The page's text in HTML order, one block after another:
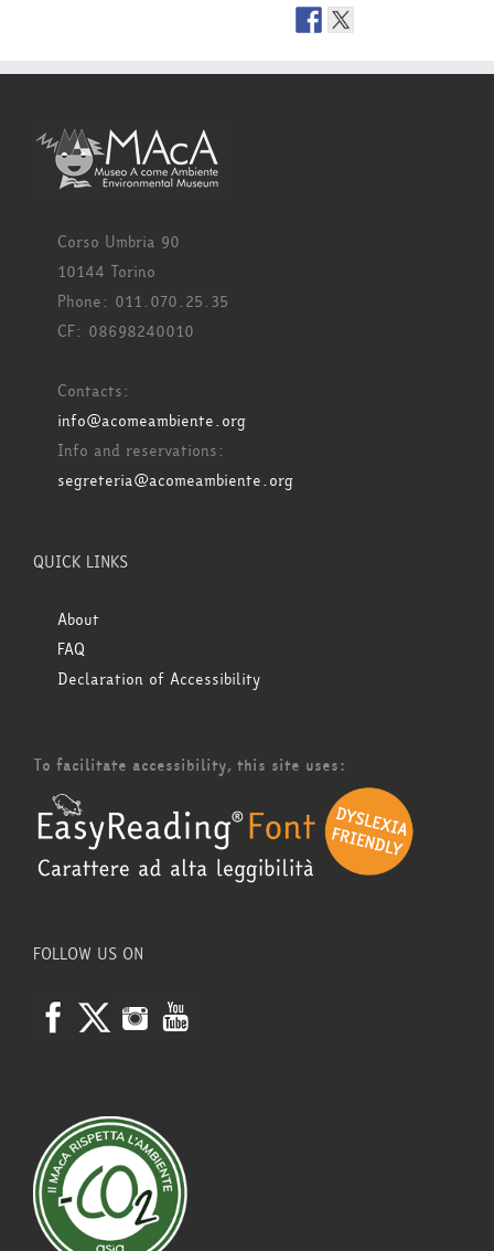
Corso Umbria 90
10144 Torino
Phone: 011.070.25.35
CF: 08698240010
Contacts:
info@acomeambiente.org
Info and reservations:
segreteria@acomeambiente.org
QUICK LINKS
About
FAQ
Declaration of Accessibility
To facilitate accessibility, this site uses:
FOLLOW US ON